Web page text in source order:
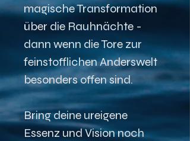
magische Transformation
über die Rauhnächte -
dann wenn die Tore zur
feinstofflichen Anderswelt
besonders offen sind.
Bring deine ureigene
Essenz und Vision noch